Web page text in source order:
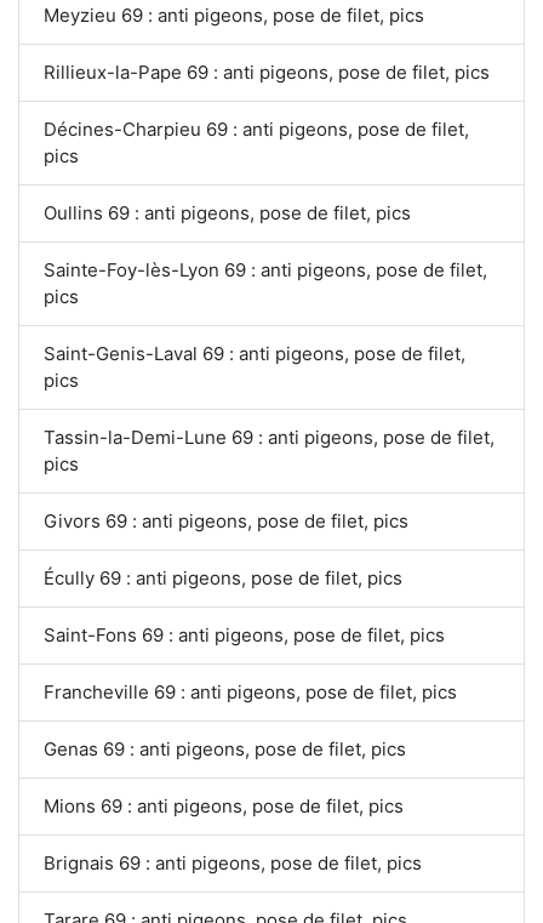
Meyzieu 69 : anti pigeons, pose de filet, pics
Rillieux-la-Pape 69 : anti pigeons, pose de filet, pics
Décines-Charpieu 69 : anti pigeons, pose de filet,
pics
Oullins 69 : anti pigeons, pose de filet, pics
Sainte-Foy-lès-Lyon 69 : anti pigeons, pose de filet,
pics
Saint-Genis-Laval 69 : anti pigeons, pose de filet,
pics
Tassin-la-Demi-Lune 69 : anti pigeons, pose de filet,
pics
Givors 69 : anti pigeons, pose de filet, pics
Écully 69 : anti pigeons, pose de filet, pics
Saint-Fons 69 : anti pigeons, pose de filet, pics
Francheville 69 : anti pigeons, pose de filet, pics
Genas 69 : anti pigeons, pose de filet, pics
Mions 69 : anti pigeons, pose de filet, pics
Brignais 69 : anti pigeons, pose de filet, pics